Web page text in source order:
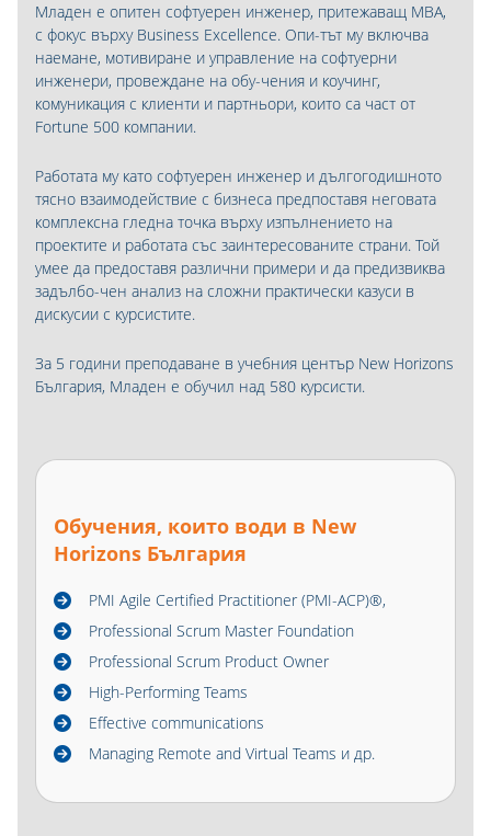
Младен е опитен софтуерен инженер, притежаващ MBA,
с фокус върху Business Excellence. Опи-тът му включва
наемане, мотивиране и управление на софтуерни
инженери, провеждане на обу-чения и коучинг,
комуникация с клиенти и партньори, които са част от
Fortune 500 компании.
Работата му като софтуерен инженер и дългогодишното
тясно взаимодействие с бизнеса предпоставя неговата
комплексна гледна точка върху изпълнението на
проектите и работата със заинтересованите страни. Той
умее да предоставя различни примери и да предизвиква
задълбо-чен анализ на сложни практически казуси в
дискусии с курсистите.
За 5 години преподаване в учебния център New Horizons
България, Младен е обучил над 580 курсисти.
Обучения, които води в New
Horizons България
PMI Agile Certified Practitioner (PMI-ACP)®,
Professional Scrum Master Foundation
Professional Scrum Product Owner
High-Performing Teams
Effective communications
Managing Remote and Virtual Teams и др.